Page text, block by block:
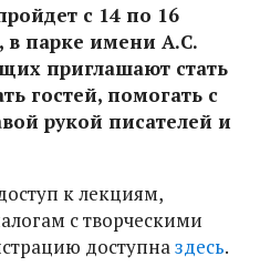
с 14 по 16
в парке имени А.С.
приглашают стать
гостей, помогать с
рукой писателей и
к лекциям,
с творческими
доступназдесь.